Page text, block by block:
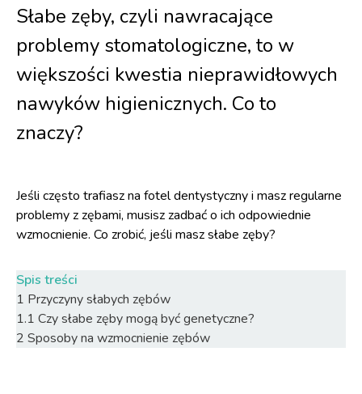
Słabe zęby, czyli nawracające
problemy stomatologiczne, to w
większości kwestia nieprawidłowych
nawyków higienicznych. Co to
znaczy?
Jeśli często trafiasz na fotel dentystyczny i masz regularne
problemy z zębami, musisz zadbać o ich odpowiednie
wzmocnienie. Co zrobić, jeśli masz słabe zęby?
Spis treści
1 Przyczyny słabych zębów
1.1 Czy słabe zęby mogą być genetyczne?
2 Sposoby na wzmocnienie zębów